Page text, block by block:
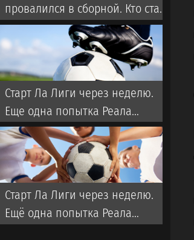
провалился в сборной. Кто стал
новым тренером Казахстана?
Старт Ла Лиги через неделю.
Еще одна попытка Реала
забрать титул у Флика
Старт Ла Лиги через неделю.
Ещё одна попытка Реала